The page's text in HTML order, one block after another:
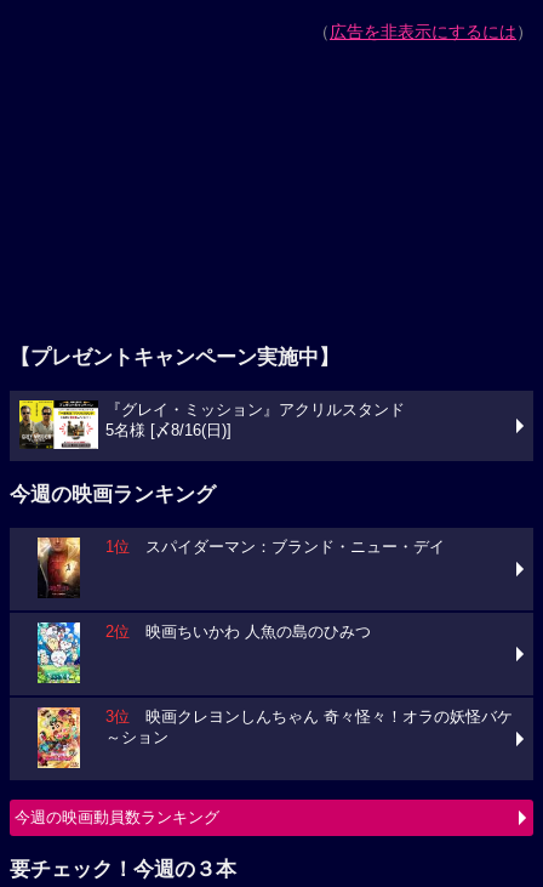
（広告を非表示にするには）
【プレゼントキャンペーン実施中】
『グレイ・ミッション』アクリルスタンド
5名様 [〆8/16(日)]
今週の映画ランキング
1位 スパイダーマン：ブランド・ニュー・デイ
2位 映画ちいかわ 人魚の島のひみつ
3位 映画クレヨンしんちゃん 奇々怪々！オラの妖怪バケ
～ション
今週の映画動員数ランキング
要チェック！今週の３本